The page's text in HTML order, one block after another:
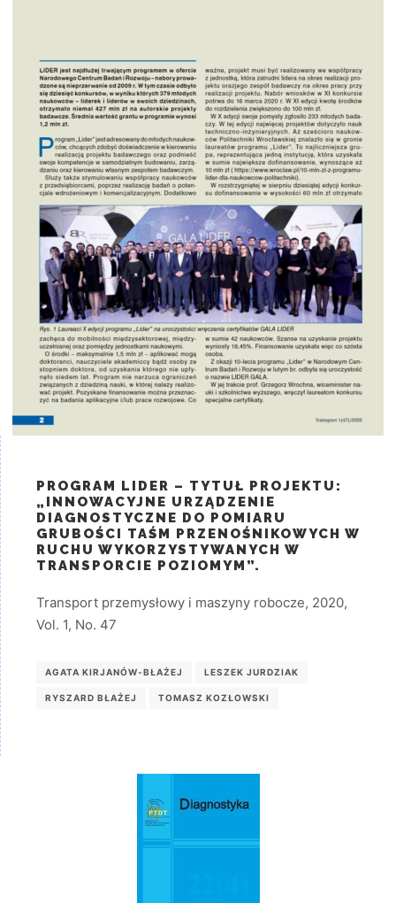
PROGRAM LIDER – TYTUŁ PROJEKTU:
„INNOWACYJNE URZĄDZENIE
DIAGNOSTYCZNE DO POMIARU
GRUBOŚCI TAŚM PRZENOŚNIKOWYCH W
RUCHU WYKORZYSTYWANYCH W
TRANSPORCIE POZIOMYM”.
Transport przemysłowy i maszyny robocze, 2020,
Vol. 1, No. 47
AGATA KIRJANÓW-BŁAŻEJ LESZEK JURDZIAK
RYSZARD BŁAŻEJ TOMASZ KOZŁOWSKI